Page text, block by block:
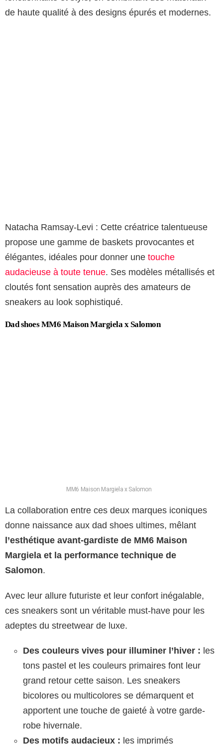
de haute qualité à des designs épurés et modernes.
Natacha Ramsay-Levi : Cette créatrice talentueuse
propose une gamme de baskets provocantes et
élégantes, idéales pour donner une touche
audacieuse à toute tenue. Ses modèles métallisés et
cloutés font sensation auprès des amateurs de
sneakers au look sophistiqué.
Dad shoes MM6 Maison Margiela x Salomon
MM6 Maison Margiela x Salomon
La collaboration entre ces deux marques iconiques
donne naissance aux dad shoes ultimes, mêlant
l’esthétique avant-gardiste de MM6 Maison
Margiela et la performance technique de
Salomon.
Avec leur allure futuriste et leur confort inégalable,
ces sneakers sont un véritable must-have pour les
adeptes du streetwear de luxe.
Des couleurs vives pour illuminer l’hiver : les
tons pastel et les couleurs primaires font leur
grand retour cette saison. Les sneakers
bicolores ou multicolores se démarquent et
apportent une touche de gaieté à votre garde-
robe hivernale.
Des motifs audacieux : les imprimés